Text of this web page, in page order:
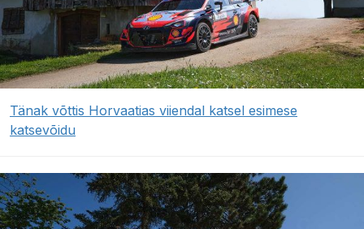
Tänak võttis Horvaatias viiendal katsel esimese
katsevõidu